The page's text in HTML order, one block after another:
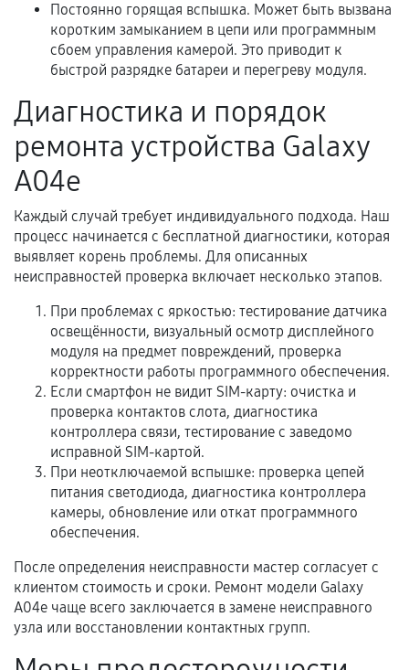
третьих лиц.
Естественный износ деталей, если иное не
предусмотрено отдельно.
срока.
Программные сбои, если это не указано в
отдельных условиях.
Если комплектующие куплены
самостоятельно
Гарантия на выполненные работы может
сохраняться полностью или частично, если
соблюдены следующие условия:
Предоставленные детали подходят по
техническим параметрам и не имеют внешних
дефектов.
Установка была выполнена нашим сервисным
центром.
При этом гарантия на сами комплектующие
остается на стороне производителя или
продавца. За качество сторонних деталей
сервисный центр ответственности не несет.
Постоянно горящая вспышка. Может быть вызвана
коротким замыканием в цепи или программным
сбоем управления камерой. Это приводит к
быстрой разрядке батареи и перегреву модуля.
Диагностика и порядок
ремонта устройства Galaxy
A04e
Каждый случай требует индивидуального подхода. Наш
процесс начинается с бесплатной диагностики, которая
выявляет корень проблемы. Для описанных
неисправностей проверка включает несколько этапов.
При проблемах с яркостью: тестирование датчика
освещённости, визуальный осмотр дисплейного
модуля на предмет повреждений, проверка
корректности работы программного обеспечения.
Если смартфон не видит SIM-карту: очистка и
проверка контактов слота, диагностика
контроллера связи, тестирование с заведомо
исправной SIM-картой.
При неотключаемой вспышке: проверка цепей
питания светодиода, диагностика контроллера
камеры, обновление или откат программного
обеспечения.
После определения неисправности мастер согласует с
клиентом стоимость и сроки. Ремонт модели Galaxy
A04e чаще всего заключается в замене неисправного
узла или восстановлении контактных групп.